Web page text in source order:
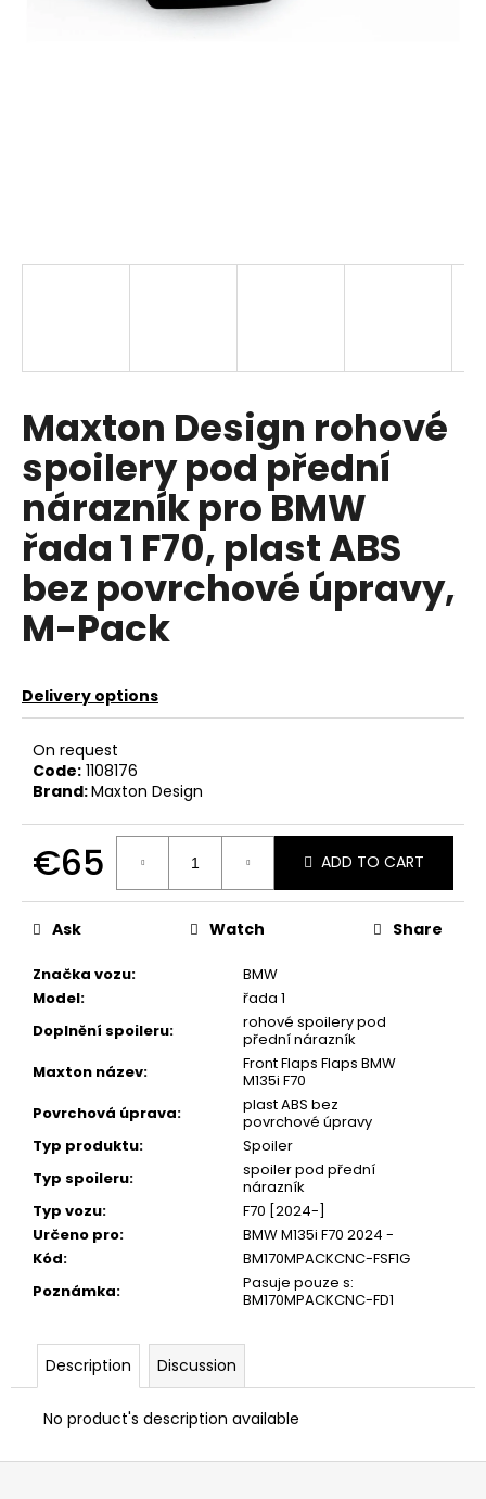
Maxton Design rohové
spoilery pod přední
nárazník pro BMW
řada 1 F70, plast ABS
bez povrchové úpravy,
M-Pack
Delivery options
On request
Code: 1108176
Brand:Maxton Design
€65
price:
ADD TO CART
Značka vozu:
BMW
Model:
řada 1
Doplnění spoileru:
rohové spoilery pod
přední nárazník
Maxton název:
Front Flaps Flaps BMW
M135i F70
Povrchová úprava:
plast ABS bez
povrchové úpravy
Typ produktu:
Spoiler
Typ spoileru:
spoiler pod přední
nárazník
Typ vozu:
F70 [2024-]
Určeno pro:
BMW M135i F70 2024 -
Kód:
BM170MPACKCNC-FSF1G
Poznámka:
Pasuje pouze s:
BM170MPACKCNC-FD1
Ask Watch Share
Description Discussion
No product's description available
e
r
e
c
o
m
m
e
n
d
RSR-
PERFORMANCE
OSVĚŽOVAČ
VZDUCHU
CHERRY
F